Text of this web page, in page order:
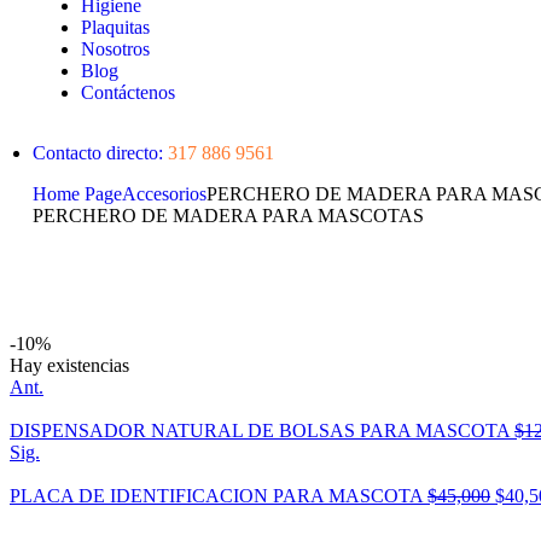
Higiene
Plaquitas
Nosotros
Blog
Contáctenos
Contacto directo: 317 886 9561
Home PageAccesoriosPERCHERO DE MADERA PARA
PERCHERO DE MADERA PARA MASCOTAS
-10%
Hay existencias
Ant.
DISPENSADOR NATURAL DE BOLSAS PARA MASCOTA $
Sig.
PLACA DE IDENTIFICACION PARA MASCOTA $45,000 $